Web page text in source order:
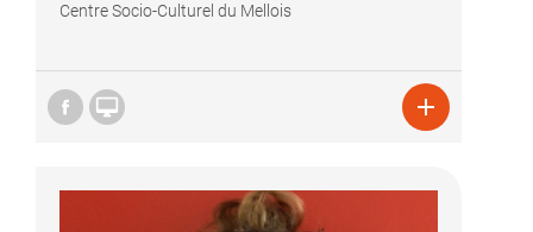
Centre Socio-Culturel du Mellois
 